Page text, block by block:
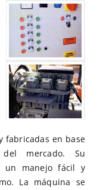
fabricadas en base
mercado. Su
un manejo fácil y
La máquina se